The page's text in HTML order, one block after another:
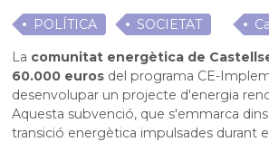
POLÍTICA SOCIETAT
La comunitat energètica de
60.000 euros del programa CE-
desenvolupar un projecte d'energia
Aquesta subvenció, que s'emmarca
transició energètica impulsades durant